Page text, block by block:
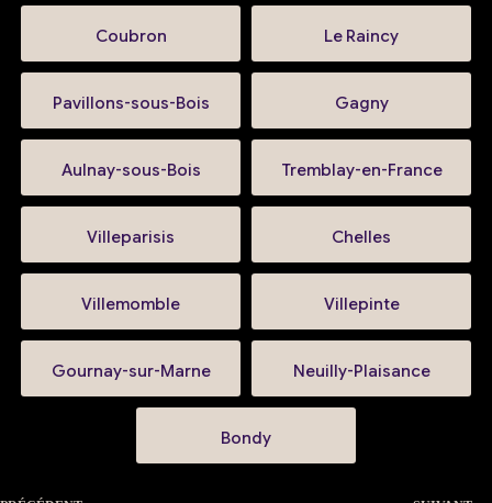
Coubron Le Raincy
Pavillons-sous-Bois Gagny
Aulnay-sous-Bois Tremblay-en-France
Villeparisis Chelles
Villemomble Villepinte
Gournay-sur-Marne Neuilly-Plaisance
Bondy